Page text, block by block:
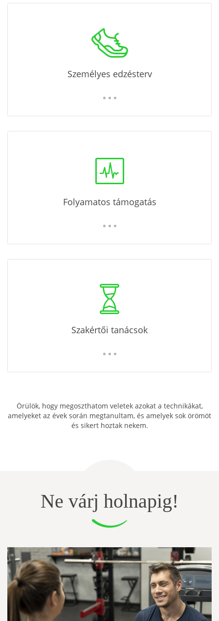
Személyes edzésterv
Folyamatos támogatás
Szakértői tanácsok
Örülök, hogy megoszthatom veletek azokat a technikákat,
amelyeket az évek során megtanultam, és amelyek sok örömöt
és sikert hoztak nekem.
Ne várj holnapig!